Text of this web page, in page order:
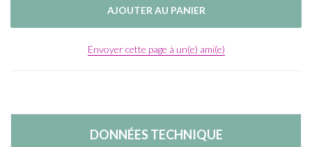
Envoyer cette page à un(e) ami(e)
DONNÉES TECHNIQUE